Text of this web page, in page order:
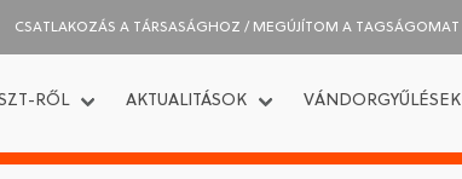
CSATLAKOZÁS A TÁRSASÁGHOZ / MEGÚJÍTOM A TAGSÁGOMAT
RŐL AKTUALITÁSOK VÁNDORGYŰLÉSEK